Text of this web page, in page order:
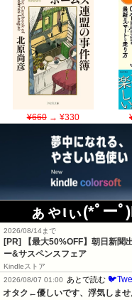
¥660→ ¥330
ぁゃιぃ(*ﾟー
2026/08/14まで
[PR] 【最大50%OFF】朝日新聞
ー&サスペンスフェア
Kindleストア
2026/08/07 01:00
あとで読む
オタク←優しいです、浮気しま